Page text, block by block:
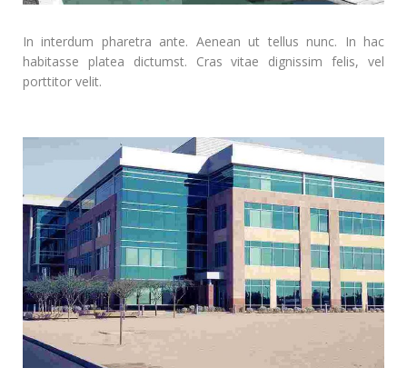
In interdum pharetra ante. Aenean ut tellus nunc. In hac
habitasse platea dictumst. Cras vitae dignissim felis, vel
porttitor velit.